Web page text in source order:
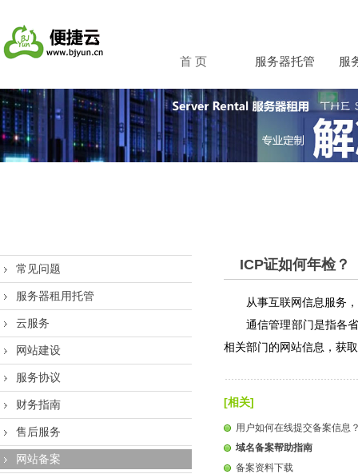
首 页 服务器托管 服
常见问题
服务器租用托管
云服务
网站建设
服务协议
财务指南
售后服务
网站备案
ICP证如何年检？
从事互联网信息服务
通信管理部门是指各
相关部门的网站信息，获
[相关]
用户如何在线提交备案信息
域名备案帮助指南
备案资料下载